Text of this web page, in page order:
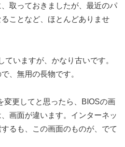
取っておきましたが、最近のパ
ことなど、ほとんどありませ
いますが、かなり古いです。
、無用の長物です。
変更してと思ったら、BIOSの画
画面が違います。インターネッ
るも、この画面のものが、でて